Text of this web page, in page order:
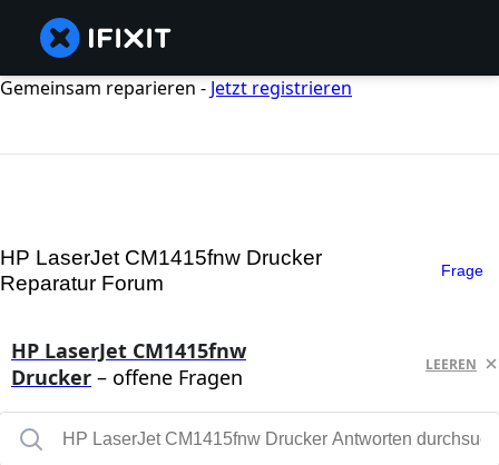
Gemeinsam reparieren - Jetzt registrieren
HP LaserJet CM1415fnw Drucker
Reparatur Forum
Frage
HP LaserJet CM1415fnw
Drucker – offene Fragen LEEREN